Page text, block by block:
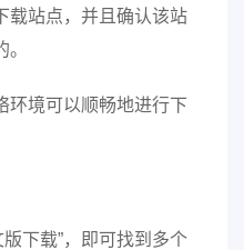
载站点，并且确认该站
环境可以顺畅地进行下
下载”，即可找到多个